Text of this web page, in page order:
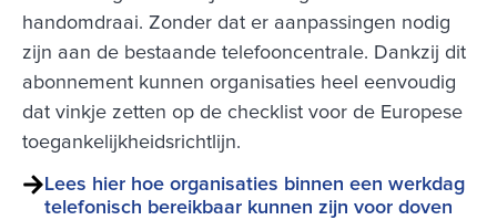
handomdraai. Zonder dat er aanpassingen nodig
zijn aan de bestaande telefooncentrale. Dankzij dit
abonnement kunnen organisaties heel eenvoudig
dat vinkje zetten op de checklist voor de Europese
toegankelijkheidsrichtlijn.
Lees hier hoe organisaties binnen een werkdag
telefonisch bereikbaar kunnen zijn voor doven